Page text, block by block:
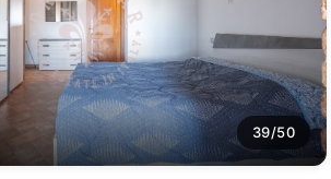
39/50